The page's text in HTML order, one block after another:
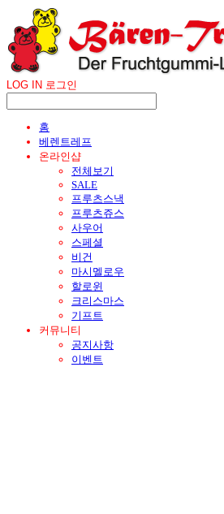
LOG IN 로그인
홈
베렌트레프
온라인샵
전체보기
SALE
프루츠스낵
프루츠쥬스
사우어
스페셜
비건
마시멜로우
할로윈
크리스마스
기프트
커뮤니티
공지사항
이벤트